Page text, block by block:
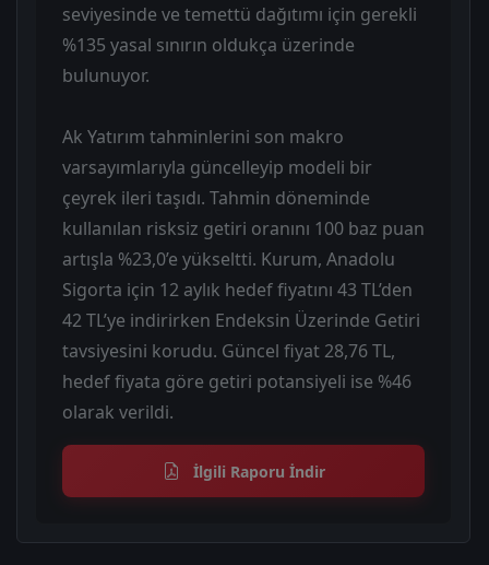
seviyesinde ve temettü dağıtımı için gerekli
%135 yasal sınırın oldukça üzerinde
bulunuyor.
Ak Yatırım tahminlerini son makro
varsayımlarıyla güncelleyip modeli bir
çeyrek ileri taşıdı. Tahmin döneminde
kullanılan risksiz getiri oranını 100 baz puan
artışla %23,0’e yükseltti. Kurum, Anadolu
Sigorta için 12 aylık hedef fiyatını 43 TL’den
42 TL’ye indirirken Endeksin Üzerinde Getiri
tavsiyesini korudu. Güncel fiyat 28,76 TL,
hedef fiyata göre getiri potansiyeli ise %46
olarak verildi.
İlgili Raporu İndir